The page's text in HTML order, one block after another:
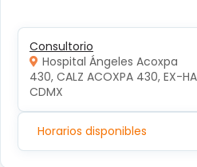
Consultorio
Hospital Ángeles Acoxpa
430, CALZ ACOXPA 430, EX-
CDMX
Horarios disponibles